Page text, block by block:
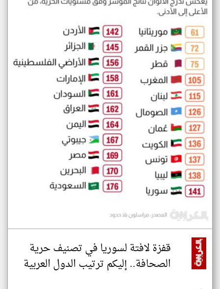
قفزة لافتة لسوريا في تصنيف حرية
الصحافة.. إليكم ترتيب الدول العربية